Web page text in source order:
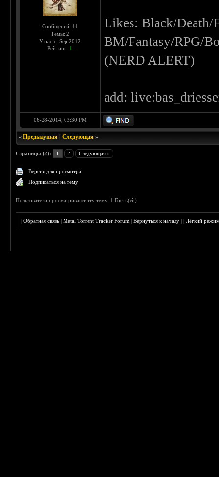
Сообщений: 11
Темы: 2
У нас с: Sep 2012
Рейтинг: 1
Likes: Black/Death/
BM/Fantasy/RPG/
(NERD ALERT)
add:
06-28-2014, 03:30 PM
«Предыдущая |Следующая »
Страницы (2): 1 2 Следующая »
Версия для просмотра
Подписаться на тему
Пользователи просматривают эту тему: 1 Гость(ей)
|Обратная связь |Metal Torrent Tracker Forum |Вернуться к началу ||Лёгкий